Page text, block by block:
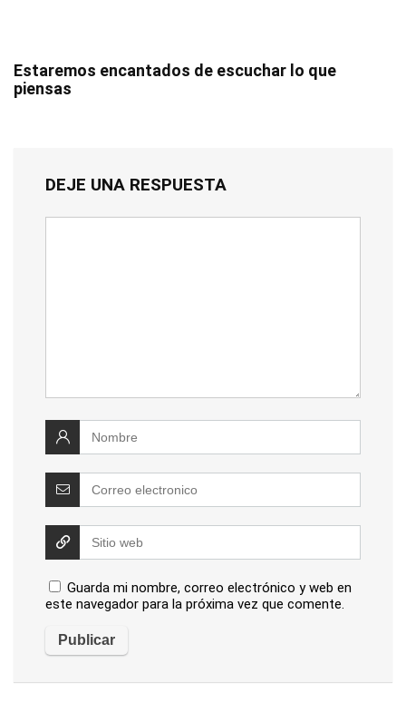
Estaremos encantados de escuchar lo que
piensas
DEJE UNA RESPUESTA
Guarda mi nombre, correo electrónico y web en
este navegador para la próxima vez que comente.